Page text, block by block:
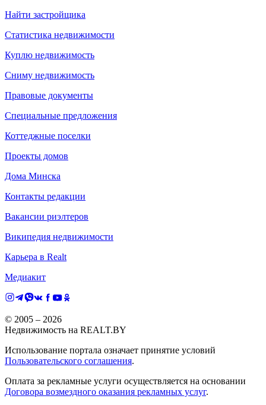
Найти застройщика
Статистика недвижимости
Куплю недвижимость
Сниму недвижимость
Правовые документы
Специальные предложения
Коттеджные поселки
Проекты домов
Дома Минска
Контакты редакции
Вакансии риэлтеров
Википедия недвижимости
Карьера в Realt
Медиакит
© 2005 – 2026
Недвижимость на REALT.BY
Использование портала означает принятие условий
Пользовательского соглашения.
Оплата за рекламные услуги осуществляется на основании
Договора возмездного оказания рекламных услуг.